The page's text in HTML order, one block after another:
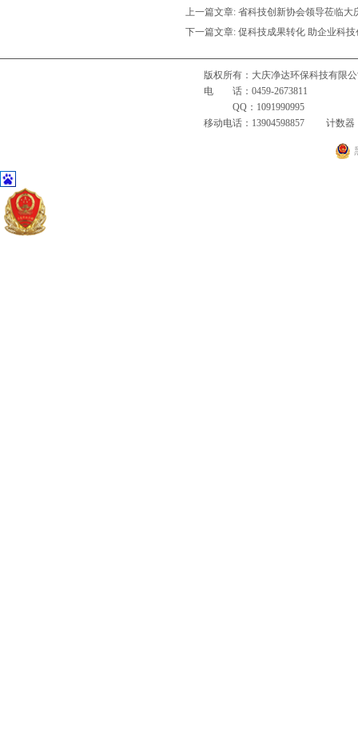
上一篇文章: 省科技创新协会领导莅临大
下一篇文章: 促科技成果转化 助企业科技
版权所有：大庆净达环保科技有
电 话：0459-2673811
QQ：
移动电话：13904598857 计数器